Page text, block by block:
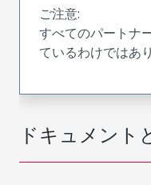
ドキュメント
ご注意:
すべてのパートナ
ているわけではあ